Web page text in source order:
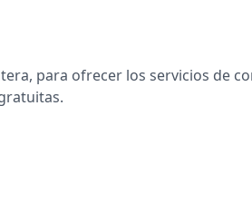
para ofrecer los servicios de